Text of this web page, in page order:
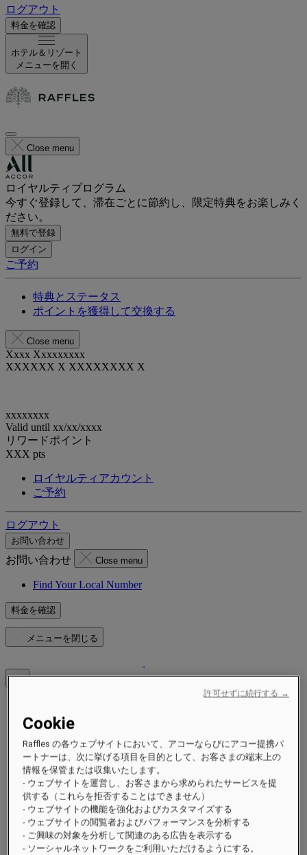
ログアウト
料金を確認
ホテル＆リゾート
メニューを開く
Close menu
ロイヤルティプログラム
今すぐ登録して、滞在ごとに節約し、限定特典をお楽しみく
ださい。
無料で登録
ログイン
ご予約
特典とステータス
ポイントを獲得して交換する
Close menu
Xxxx Xxxxxxxxx
XXXXXX X XXXXXXXX X
xxxxxxxx
Valid until xx/xx/xxxx
リワードポイント
XXX pts
ロイヤルティアカウント
ご予約
ログアウト
お問い合わせ
お問い合わせ Close menu
Find Your Local Number
料金を確認
メニューを閉じる
ご滞在先
ホテル＆リゾート
レジデンス
エクスペリエンス
キャンペーン
イベント
ラッフルズの持続可能性
近日オープン
詳細
マガジン
Cookie
Raffles の各ウェブサイトにおいて、アコーならびにアコー提携パ
ートナーは、次に挙げる項目を目的として、お客さまの端末上の
情報を保管または収集いたします。
- ウェブサイトを運営し、お客さまから求められたサービスを提
供する（これらを拒否することはできません）
- ウェブサイトの機能を強化およびカスタマイズする
- ウェブサイトの閲覧者およびパフォーマンスを分析する
- ご興味の対象を分析して関連のある広告を表示する
- ソーシャルネットワークをご利用いただけるようにする。
許可せずに続行する →